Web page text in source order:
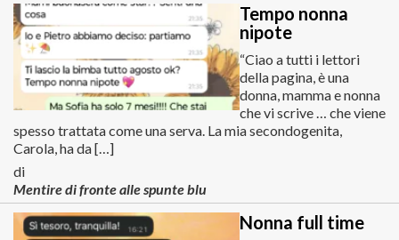
Tempo nonna
nipote
“Ciao a tutti i lettori
della pagina, è una
donna, mamma e nonna
che vi scrive … che viene
spesso trattata come una serva. La mia secondogenita,
Carola, ha da […]
di
Mentire di fronte alle spunte blu
Nonna full time